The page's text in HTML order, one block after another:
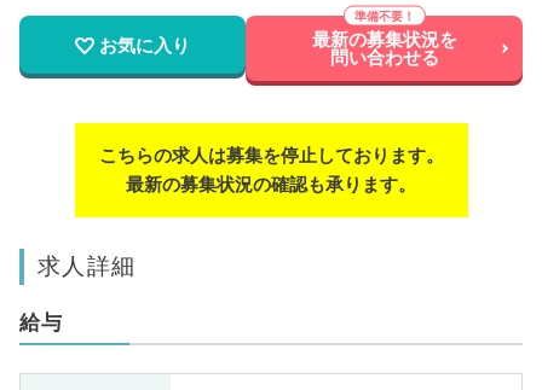
お気に入り 最新の募集状況を
問い合わせる
こちらの求人は募集を停止しております。
最新の募集状況の確認も承ります。
求人詳細
給与